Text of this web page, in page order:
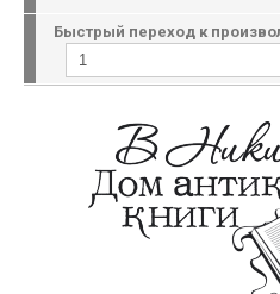
Быстрый переход к